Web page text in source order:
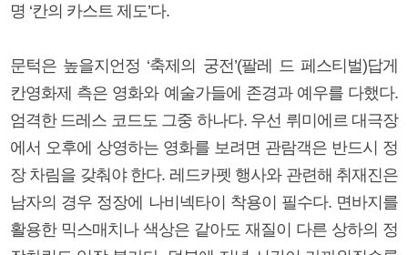
명 ‘칸의 카스트 제도’다.
문턱은 높을지언정 ‘축제의 궁전’(팔레 드 페스티벌)답게
칸영화제 측은 영화와 예술가들에 존경과 예우를 다했다.
엄격한 드레스 코드도 그중 하나다. 우선 뤼미에르 대극장
에서 오후에 상영하는 영화를 보려면 관람객은 반드시 정
장 차림을 갖춰야 한다. 레드카펫 행사와 관련해 취재진은
남자의 경우 정장에 나비넥타이 착용이 필수다. 면바지를
활용한 믹스매치나 색상은 같아도 재질이 다른 상하의 정